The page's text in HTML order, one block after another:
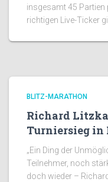
insgesamt 45 Partien
richtigen Live-Ticker
BLITZ-MARATHON
Richard
Turniersieg in
„Ein Ding der
Teilnehmer, noch
doch wieder –